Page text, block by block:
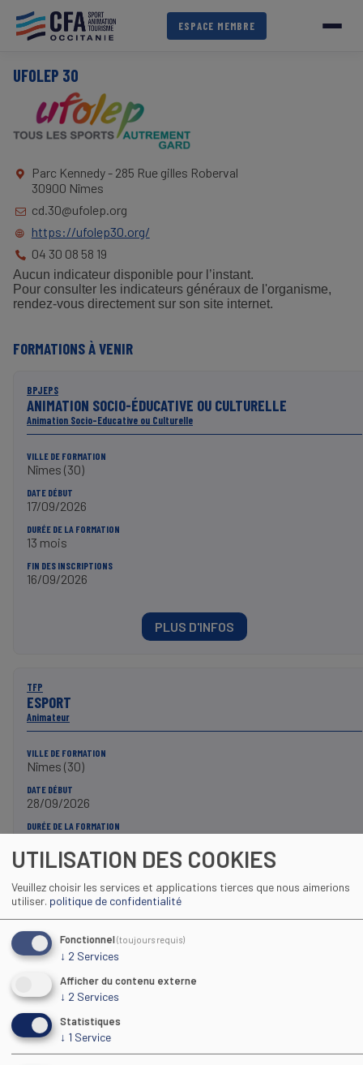
contenu
ESPACE MEMBRE
UFOLEP 30
Parc Kennedy - 285 Rue gilles Roberval
30900 Nîmes
cd.30@ufolep.org
https://ufolep30.org/
04 30 08 58 19
Aucun indicateur disponible pour l’instant.
Pour consulter les indicateurs généraux de l'organisme,
rendez-vous directement sur son site internet.
FORMATIONS À VENIR
BPJEPS
ANIMATION SOCIO-ÉDUCATIVE OU CULTURELLE
Animation Socio-Educative ou Culturelle
VILLE DE FORMATION
Nîmes (30)
DATE DÉBUT
17/09/2026
DURÉE DE LA FORMATION
13 mois
FIN DES INSCRIPTIONS
16/09/2026
PLUS D'INFOS
TFP
ESPORT
Animateur
VILLE DE FORMATION
Nîmes (30)
DATE DÉBUT
28/09/2026
DURÉE DE LA FORMATION
12 mois
FIN DES INSCRIPTIONS
PLUS D'INFOS
UTILISATION DES COOKIES
Veuillez choisir les services et applications tierces que nous aimerions
utiliser. politique de confidentialité
Fonctionnel(toujours requis)
↓ 2 Services
Afficher du contenu externe
↓ 2 Services
Statistiques
↓ 1 Service